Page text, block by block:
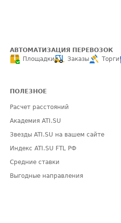
АВТОМАТИЗАЦИЯ ПЕРЕВОЗОК
Площадки
Заказы Торги
ПОЛЕЗНОЕ
Расчет расстояний
Академия ATI.SU
Звезды ATI.SU на вашем сайте
Индекс ATI.SU FTL РФ
Средние ставки
Выгодные направления